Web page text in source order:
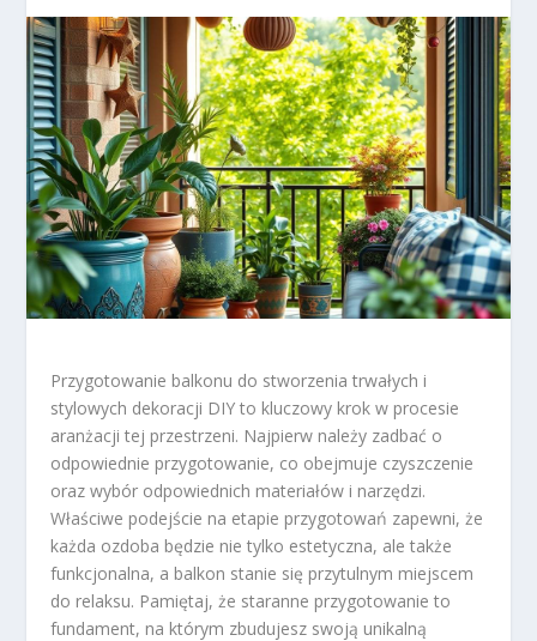
Przygotowanie balkonu do stworzenia trwałych i
stylowych dekoracji DIY to kluczowy krok w procesie
aranżacji tej przestrzeni. Najpierw należy zadbać o
odpowiednie przygotowanie, co obejmuje czyszczenie
oraz wybór odpowiednich materiałów i narzędzi.
Właściwe podejście na etapie przygotowań zapewni, że
każda ozdoba będzie nie tylko estetyczna, ale także
funkcjonalna, a balkon stanie się przytulnym miejscem
do relaksu. Pamiętaj, że staranne przygotowanie to
fundament, na którym zbudujesz swoją unikalną